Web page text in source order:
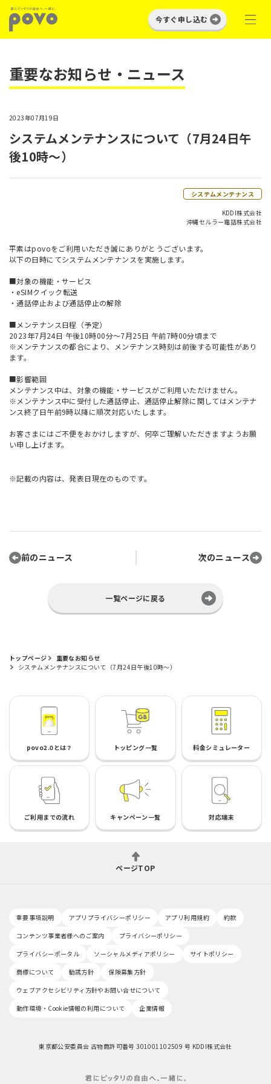
今すぐ申し込む
重要なお知らせ・ニュース
2023年07月19日
システムメンテナンスについて（7月24日午
後10時～）
システムメンテナンス
KDDI株式会社
沖縄セルラー電話株式会社
平素はpovoをご利用いただき誠にありがとうございます。
以下の日時にてシステムメンテナンスを実施します。
■対象の機能・サービス
・eSIMクイック転送
・通話停止および通話停止の解除
■メンテナンス日程（予定）
2023年7月24日 午後10時00分～7月25日 午前7時00分頃まで
※メンテナンスの都合により、メンテナンス時刻は前後する可能性があり
ます。
■影響範囲
メンテナンス中は、対象の機能・サービスがご利用いただけません。
※メンテナンス中に受付した通話停止、通話停止解除に関してはメンテナ
ンス終了日午前9時以降に順次対応いたします。
お客さまにはご不便をおかけしますが、何卒ご理解いただきますようお願
い申し上げます。
※記載の内容は、発表日現在のものです。
前のニュース 次のニュース
一覧ページに戻る
トップページ
重要なお知らせ
システムメンテナンスについて（7月24日午後10時～）
povo2.0とは？ トッピング一覧 料金シミュレーター
ご利用までの流れ キャンペーン一覧 対応端末
ページTOP
重要事項説明 アプリプライバシーポリシー アプリ利用規約
約款
コンテンツ事業者様へのご案内
プライバシーポリシー
プライバシーポータル
ソーシャルメディアポリシー
サイトポリシー
商標について
勧誘方針
保険募集方針
ウェブアクセシビリティ方針やお問い合せについて
動作環境・Cookie情報の利用について
企業情報
東京都公安委員会 古物商許可番号 301001102509 号 KDDI株式会社